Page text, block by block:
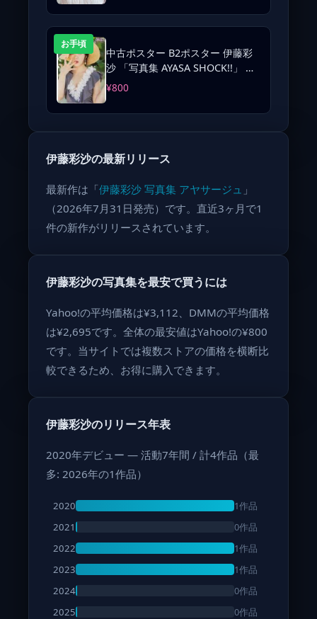
お手頃
中古ポスター B2ポスター 伊藤彩
沙 「写真集 AYASA SHOCK!!」 ゲ
ーマーズ購入特典
¥800
伊藤彩沙の最新リリース
最新作は「伊藤彩沙 写真集 アヤサージュ 」
（2026年7月31日発売）です。直近3ヶ月で1
件の新作がリリースされています。
伊藤彩沙の写真集を最安で買うには
Yahoo!の平均価格は¥3,112、DMMの平均価格
は¥2,695です。全体の最安値はYahoo!の¥800
です。当サイトでは複数ストアの価格を横断比
較できるため、お得に購入できます。
伊藤彩沙のリリース年表
2020年デビュー — 活動7年間 / 計4作品（最
多: 2026年の1作品）
2020
1作品
2021
0作品
2022
1作品
2023
1作品
2024
0作品
2025
0作品